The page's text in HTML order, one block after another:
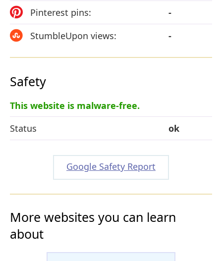
Pinterest pins:
-
StumbleUpon views:
-
Safety
This website is malware-free.
Status
ok
Google Safety Report
More websites you can learn
about